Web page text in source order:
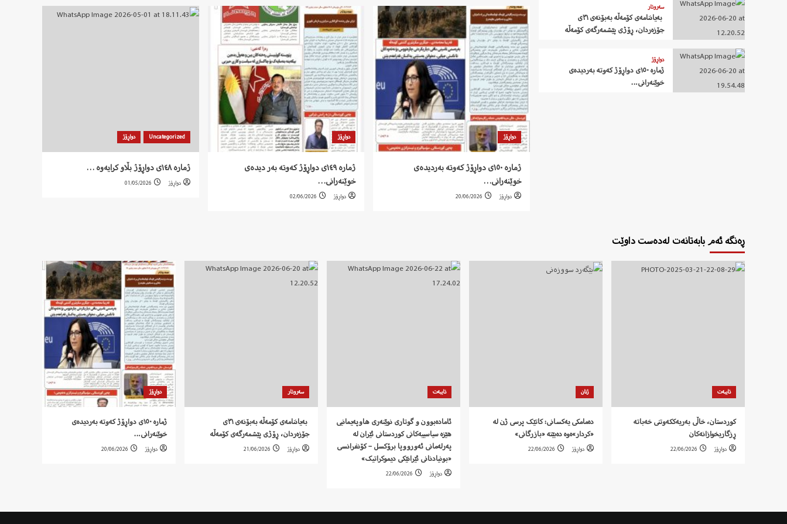
دواڕۆژ
ژمارە ١٥٠ی دواڕۆژ کەوتە بەردیدەی
خوێنەرانی…
دواڕۆژ 20/06/2026
دواڕۆژ
ژمارە ١٤٩ی دواڕۆژ کەوتە بەر دیدەی
خوێنەرانی…
دواڕۆژ 02/06/2026
Uncategorized دواڕۆژ
ژمارە ١٤٨ی دواڕۆژ بڵاو کرایەوە …
دواڕۆژ 01/05/2026
سەروتار
‍ بەیاننامەی کۆمەڵە بەبۆنەی ٣١ی
جۆزەردان، ڕۆژی پێشمەرگەی کۆمەڵە
دواڕۆژ
ژمارە ١٥٠ی دواڕۆژ کەوتە بەردیدەی
خوێنەرانی…
ڕەنگە ئەم بابەتانەت لەدەست داوێت
تایبەت
کوردستان، خاڵی بەریەککەوتنی خەباتە
ڕزگاریخوازانەکان
دواڕۆژ 22/06/2026
ژنان
دەمامکی یەکسانی: کاتێک پرسی ژن لە
«کردار»ەوە دەبێتە «بازرگانی»
دواڕۆژ 22/06/2026
تایبەت
ئامادەبوون و گوتاری نوێنەری هاوپەیمانیی
هێزە سیاسییەکانی کوردستانی ئێران لە
پەرلەمانی ئەورووپا برۆکسل – کۆنفرانسی
«بونیادنانی ئێرانێکی دیموکراتیک»
دواڕۆژ 22/06/2026
سەروتار
‍ بەیاننامەی کۆمەڵە بەبۆنەی ٣١ی
جۆزەردان، ڕۆژی پێشمەرگەی کۆمەڵە
دواڕۆژ 21/06/2026
دواڕۆژ
ژمارە ١٥٠ی دواڕۆژ کەوتە بەردیدەی
خوێنەرانی…
دواڕۆژ 20/06/2026